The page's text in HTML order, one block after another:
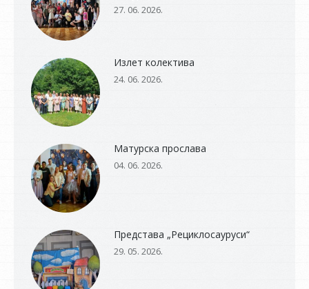
27. 06. 2026.
Излет колектива
24. 06. 2026.
Матурска прослава
04. 06. 2026.
Представа „Рециклосауруси“
29. 05. 2026.